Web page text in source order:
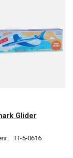
Glider
TT-5-0616